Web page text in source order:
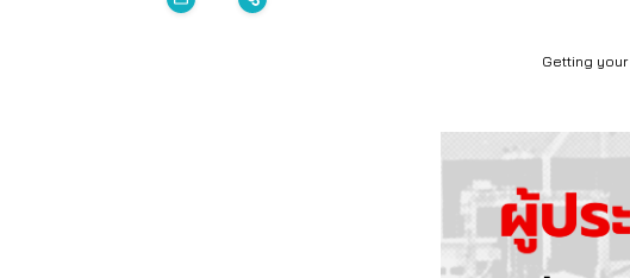
Getting your